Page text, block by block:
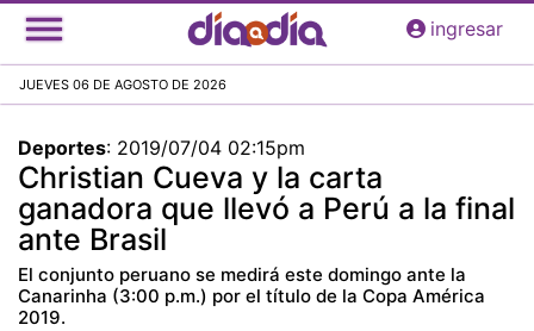
Pasar
al
principal
ingresar
JUEVES 06 DE AGOSTO DE 2026
Deportes: 2019/07/04 02:15pm
Christian Cueva y la carta
ganadora que llevó a Perú a la final
ante Brasil
El conjunto peruano se medirá este domingo ante la
Canarinha (3:00 p.m.) por el título de la Copa América
2019.